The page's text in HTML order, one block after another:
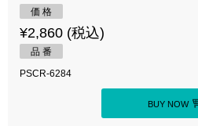
価 格
¥2,860 (税込)
品 番
PSCR-6284
BUY NOW